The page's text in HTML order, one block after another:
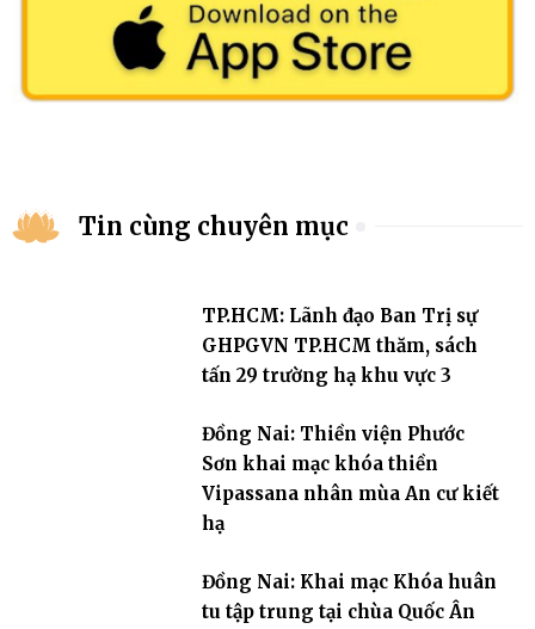
Tin cùng chuyên mục
TP.HCM: Lãnh đạo Ban Trị sự
GHPGVN TP.HCM thăm, sách
tấn 29 trường hạ khu vực 3
Đồng Nai: Thiền viện Phước
Sơn khai mạc khóa thiền
Vipassana nhân mùa An cư kiết
hạ
Đồng Nai: Khai mạc Khóa huân
tu tập trung tại chùa Quốc Ân